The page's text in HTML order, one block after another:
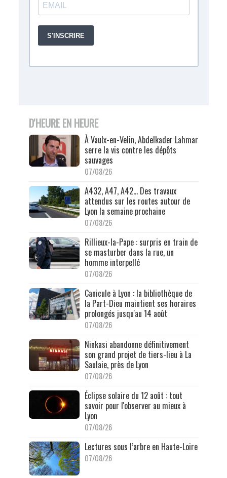
D'HEURE EN HEURE
À Vaulx-en-Velin, Abdelkader Lahmar
serre la vis contre les dépôts
sauvages
07/08/26
A432, A47, A42… Des travaux
attendus sur les routes autour de
Lyon la semaine prochaine
07/08/26
Rillieux-la-Pape : surpris en train de
se masturber dans la rue, un
homme interpellé
07/08/26
Canicule à Lyon : la bibliothèque de
la Part-Dieu maintient ses horaires
prolongés jusqu'au 14 août
07/08/26
Ninkasi abandonne définitivement
son grand projet de tiers-lieu à La
Saulaie, près de Lyon
07/08/26
Éclipse solaire du 12 août : tout
savoir pour l'observer au mieux à
Lyon
07/08/26
Lectures sous l’arbre en Haute-Loire
07/08/26